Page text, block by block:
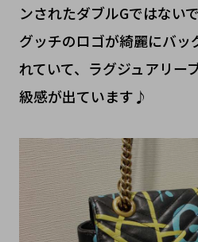
ンされたダブルGではない
グッチのロゴが綺麗にバッ
れていて、ラグジュアリー
級感が出ています♪